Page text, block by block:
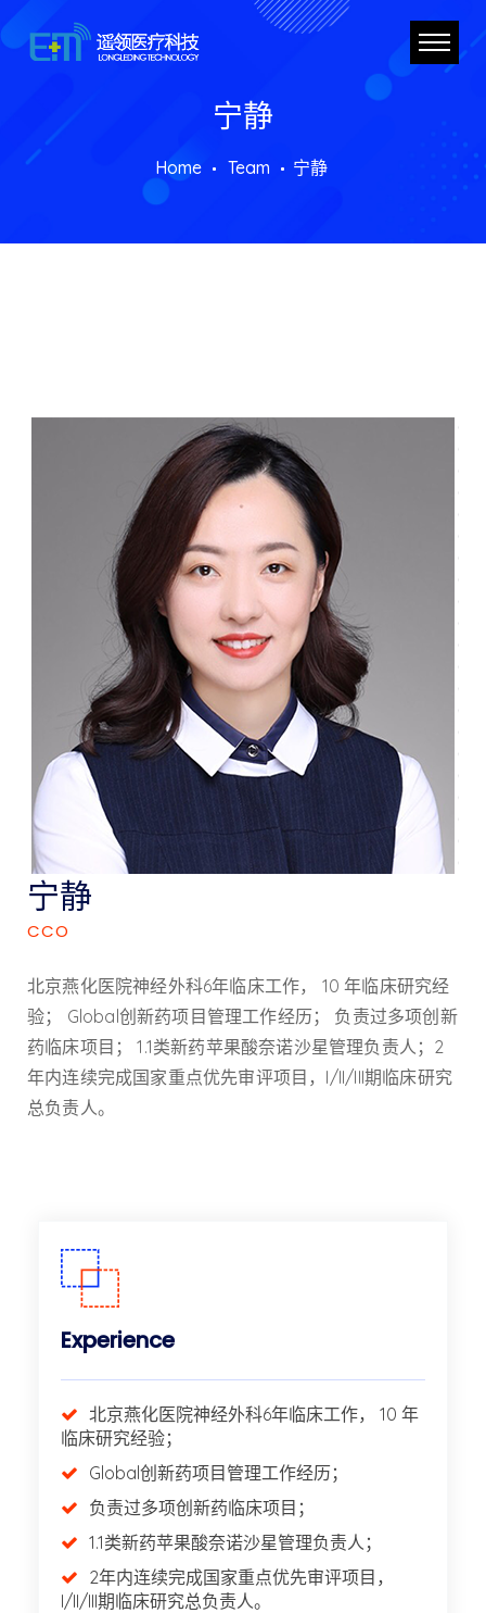
宁静
Home Team 宁静
宁静
CCO
北京燕化医院神经外科6年临床工作， 10 年临床研究经
验； Global创新药项目管理工作经历； 负责过多项创新
药临床项目； 1.1类新药苹果酸奈诺沙星管理负责人；2
年内连续完成国家重点优先审评项目，I/II/III期临床研究
总负责人。
Experience
北京燕化医院神经外科6年临床工作， 10 年
临床研究经验；
Global创新药项目管理工作经历；
负责过多项创新药临床项目；
1.1类新药苹果酸奈诺沙星管理负责人；
2年内连续完成国家重点优先审评项目，
I/II/III期临床研究总负责人。